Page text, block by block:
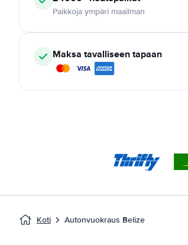
Paikkoja ympäri maailman
Maksa tavalliseen tapaan
Koti Autonvuokraus Belize